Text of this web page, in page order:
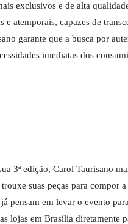
exclusivos e de alta
atemporais, capazes de
garante que a busca por
imediatas dos
3ª edição, Carol Taurisano
suas peças para compor
pensam em levar o evento
lojas em Brasília diretamente